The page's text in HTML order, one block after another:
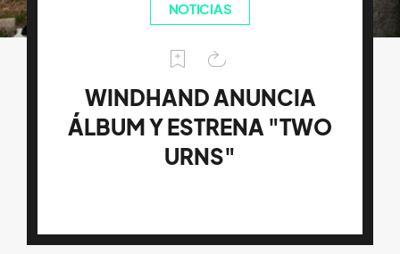
NOTICIAS
WINDHAND ANUNCIA
ÁLBUM Y ESTRENA "TWO
URNS"